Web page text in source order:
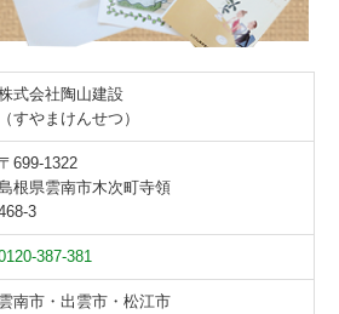
式会社陶山建設
（すやまけんせつ）
699-1322
根県雲南市木次町寺領
3
387-381
雲南市・出雲市・松江市